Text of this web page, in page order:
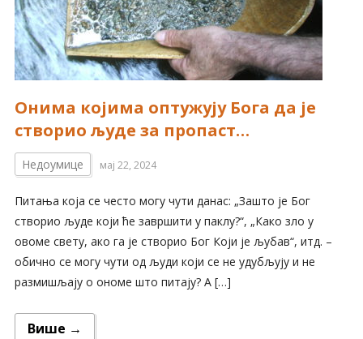
Онима којима оптужују Бога да је
створио људе за пропаст…
Недоумице мај 22, 2024
Питања која се често могу чути данас: „Зашто је Бог
створио људе који ће завршити у паклу?“, „Како зло у
овоме свету, ако га је створио Бог Који је љубав“, итд. –
обично се могу чути од људи који се не удубљују и не
размишљају о ономе што питају? А […]
Више →